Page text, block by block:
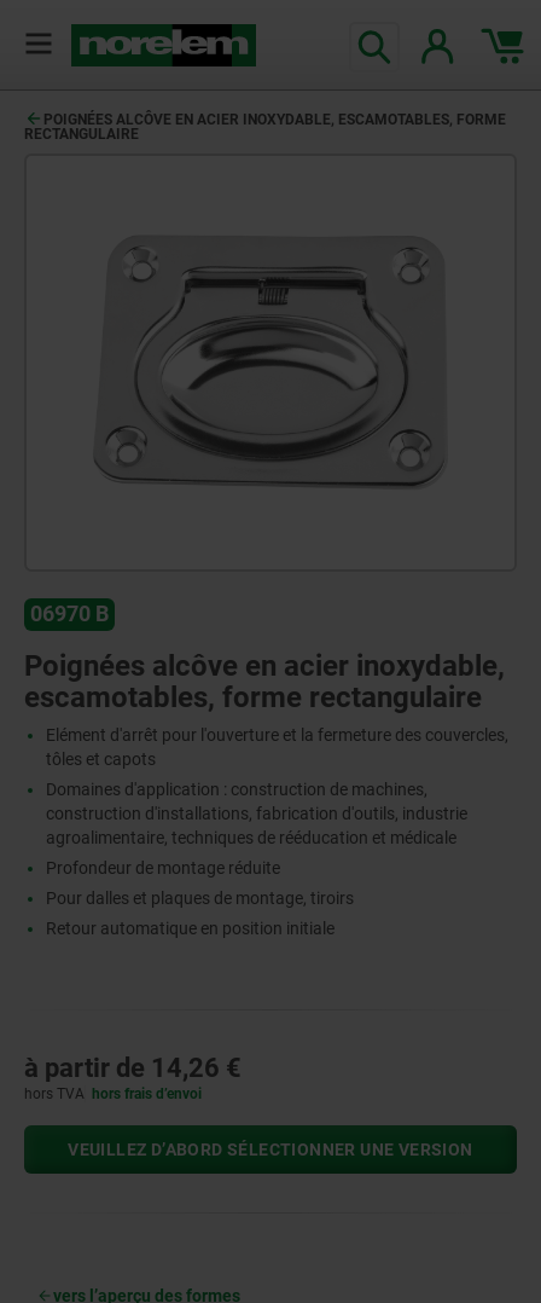
POIGNÉES ALCÔVE EN ACIER INOXYDABLE, ESCAMOTABLES, FORME
RECTANGULAIRE
06970 B
Poignées alcôve en acier inoxydable,
escamotables, forme rectangulaire
Elément d'arrêt pour l'ouverture et la fermeture des couvercles,
tôles et capots
Domaines d'application : construction de machines,
construction d'installations, fabrication d'outils, industrie
agroalimentaire, techniques de rééducation et médicale
Profondeur de montage réduite
Pour dalles et plaques de montage, tiroirs
Retour automatique en position initiale
à partir de 14,26 €
hors TVA hors frais d’envoi
VEUILLEZ D’ABORD SÉLECTIONNER UNE VERSION
vers l’aperçu des formes